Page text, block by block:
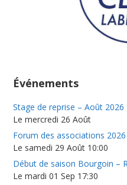
Événements
Stage de reprise – Août 2026
Le mercredi 26 Août
Forum des associations
Le samedi 29 Août 10:00
Début de saison Bourgoin –
Le mardi 01 Sep 17:30